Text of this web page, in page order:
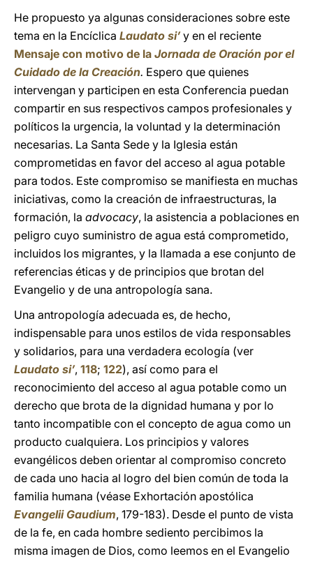
He propuesto ya algunas consideraciones sobre este
tema en la Encíclica Laudato si’y en el reciente
Mensaje con motivo de la Jornada de Oración por el
Cuidado de la Creación. Espero que quienes
intervengan y participen en esta Conferencia puedan
compartir en sus respectivos campos profesionales y
políticos la urgencia, la voluntad y la determinación
necesarias. La Santa Sede y la Iglesia están
comprometidas en favor del acceso al agua potable
para todos. Este compromiso se manifiesta en muchas
iniciativas, como la creación de infraestructuras, la
formación, la advocacy, la asistencia a poblaciones en
peligro cuyo suministro de agua está comprometido,
incluidos los migrantes, y la llamada a ese conjunto de
referencias éticas y de principios que brotan del
Evangelio y de una antropología sana.
Una antropología adecuada es, de hecho,
indispensable para unos estilos de vida responsables
y solidarios, para una verdadera ecología (ver
Laudato si’, 118; 122), así como para el
reconocimiento del acceso al agua potable como un
derecho que brota de la dignidad humana y por lo
tanto incompatible con el concepto de agua como un
producto cualquiera. Los principios y valores
evangélicos deben orientar al compromiso concreto
de cada uno hacia al logro del bien común de toda la
familia humana (véase Exhortación apostólica
Evangelii Gaudium, 179-183). Desde el punto de vista
de la fe, en cada hombre sediento percibimos la
misma imagen de Dios, como leemos en el Evangelio